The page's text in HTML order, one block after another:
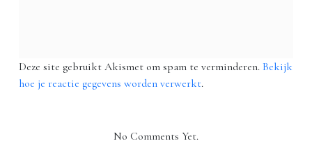
Deze site gebruikt Akismet om spam te verminderen.Bekijk
hoe je reactie gegevens worden verwerkt.
No Comments Yet.